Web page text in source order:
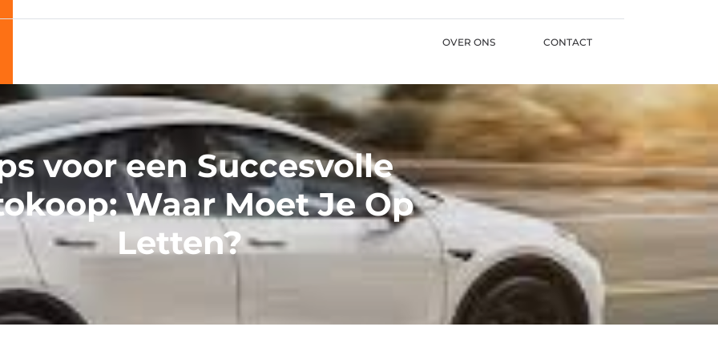
OVER ONS CONTACT
voor een Succesvolle
Waar Moet Je Op
Letten?